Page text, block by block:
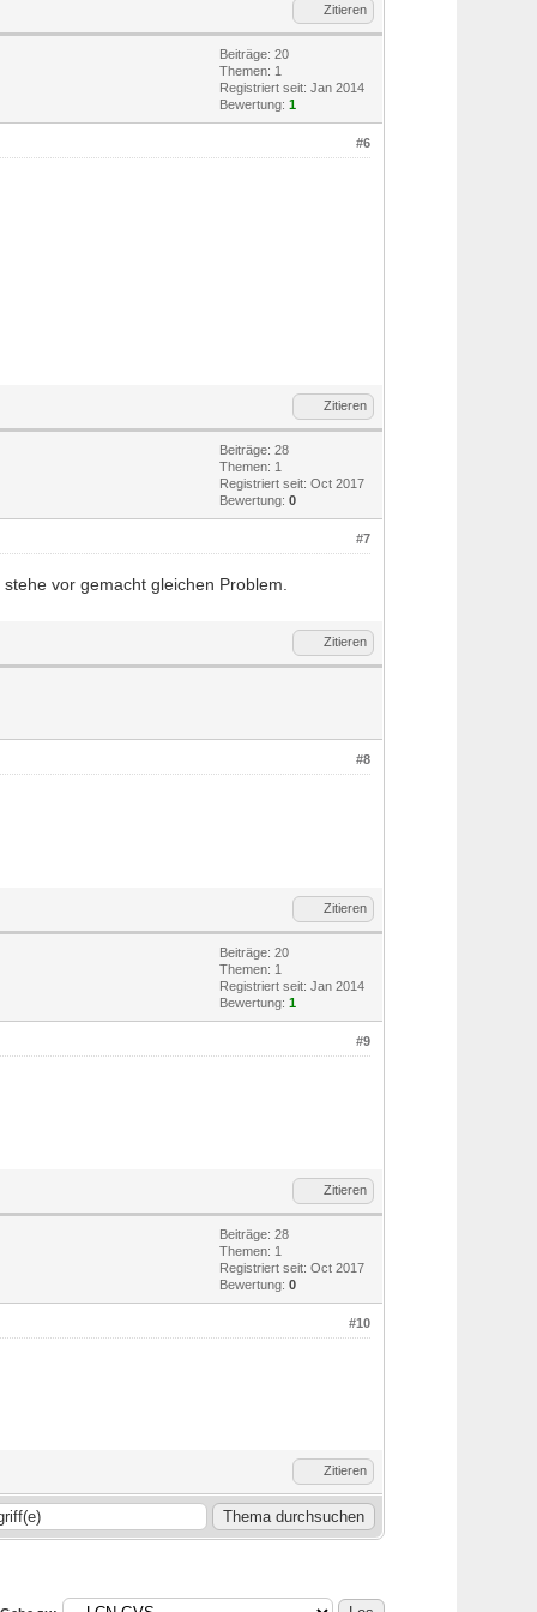
Zitieren
Beiträge: 20
Themen: 1
Registriert seit: Jan 2014
Bewertung: 1
#6
Zitieren
Beiträge: 28
Themen: 1
Registriert seit: Oct 2017
Bewertung: 0
#7
vor gemacht gleichen Problem.
Zitieren
#8
Zitieren
Beiträge: 20
Themen: 1
Registriert seit: Jan 2014
Bewertung: 1
#9
Zitieren
Beiträge: 28
Themen: 1
Registriert seit: Oct 2017
Bewertung: 0
#10
Zitieren